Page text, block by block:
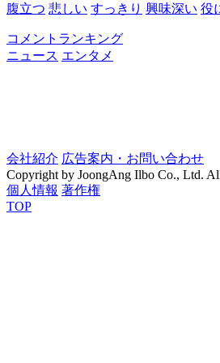
腹立つ 悲しい すっきり 興味深い 役
コメントランキング
ニュース エンタメ
会社紹介 広告案内・お問い合わせ
Copyright by JoongAng Ilbo Co., Ltd.
個人情報 著作権
TOP